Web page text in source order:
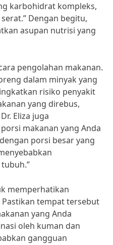
karbohidrat kompleks,
Dengan begitu,
asupan nutrisi yang
pengolahan makanan.
dalam minyak yang
risiko penyakit
yang direbus,
Eliza juga
makanan yang Anda
porsi besar yang
memperhatikan
tempat tersebut
yang Anda
oleh kuman dan
gangguan